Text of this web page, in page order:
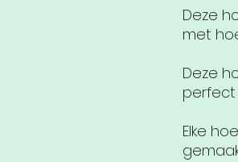
Deze
met
Deze
perfect
Elke